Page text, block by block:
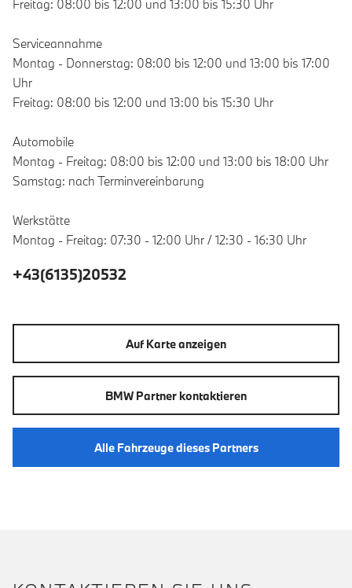
Freitag: 08:00 bis 12:00 und 13:00 bis 15:30 Uhr
Serviceannahme
Montag - Donnerstag: 08:00 bis 12:00 und 13:00 bis 17:00
Uhr
Freitag: 08:00 bis 12:00 und 13:00 bis 15:30 Uhr
Automobile
Montag - Freitag: 08:00 bis 12:00 und 13:00 bis 18:00 Uhr
Samstag: nach Terminvereinbarung
Werkstätte
Montag - Freitag: 07:30 - 12:00 Uhr / 12:30 - 16:30 Uhr
+43(6135)20532
Auf Karte anzeigen
BMW Partner kontaktieren
Alle Fahrzeuge dieses Partners